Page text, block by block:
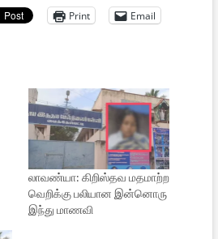
Print Email
லாவண்யா: கிறிஸ்தவ மதமாற்ற
வெறிக்கு பலியான இன்னொரு
இந்து மாணவி